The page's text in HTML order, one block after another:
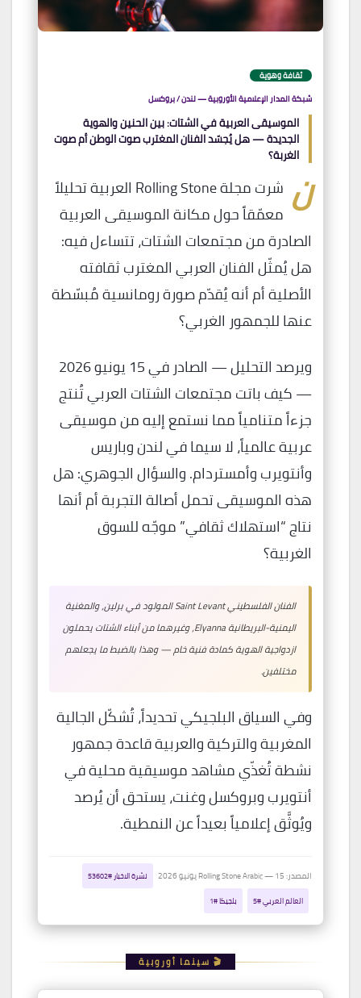
ثقافة وهوية
شبكة المدار الإعلامية الأوروبية — لندن / بروكسل
الموسيقى العربية في الشتات: بين الحنين والهوية
الجديدة — هل يُجسّد الفنان المغترب صوت الوطن أم صوت
الغربة؟
ن
شرت مجلة Rolling Stone العربية تحليلاً
معمّقاً حول مكانة الموسيقى العربية
الصادرة من مجتمعات الشتات، تتساءل فيه:
هل يُمثّل الفنان العربي المغترب ثقافته
الأصلية أم أنه يُقدّم صورة رومانسية مُبسّطة
عنها للجمهور الغربي؟
ويرصد التحليل — الصادر في 15 يونيو 2026
— كيف باتت مجتمعات الشتات العربي تُنتج
جزءاً متنامياً مما نستمع إليه من موسيقى
عربية عالمياً، لا سيما في لندن وباريس
وأنتويرب وأمستردام. والسؤال الجوهري: هل
هذه الموسيقى تحمل أصالة التجربة أم أنها
نتاج “استهلاك ثقافي” موجّه للسوق
الغربية؟
الفنان الفلسطيني Saint Levant المولود في برلين، والمغنية
اليمنية-البريطانية Elyanna، وغيرهما من أبناء الشتات يحملون
ازدواجية الهوية كمادة فنية خام — وهذا بالضبط ما يجعلهم
مختلفين.
وفي السياق البلجيكي تحديداً، تُشكّل الجالية
المغربية والتركية والعربية قاعدة جمهور
نشطة تُغذّي مشاهد موسيقية محلية في
أنتويرب وبروكسل وغنت، يستحق أن يُرصد
ويُوثَّق إعلامياً بعيداً عن النمطية.
المصدر: Rolling Stone Arabic — 15 يونيو 2026
نشرة الاخبار #53602
العالم العربي #5
بلجيكا #1
🎬 سينما أوروبية